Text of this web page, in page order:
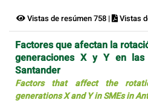
Vistas de resúmen 758 | Vistas
Factores que afectan la
generaciones X y Y en
Santander
Factors that affect the
generations X and Y in SMEs in